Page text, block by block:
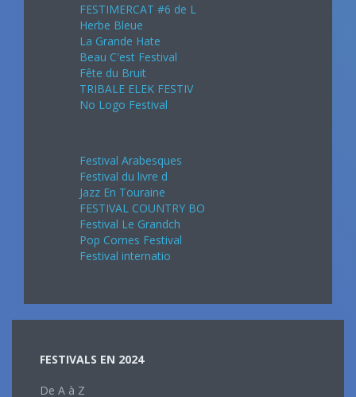
FESTIMERCAT #6 de L
Herbe Bleue
La Grande Hate
Beau C'est Festival
Fête du Bruit
TRIBALE ELEK FESTIV
No Logo Festival
Festival Arabesques
Festival du livre d
Jazz En Touraine
FESTIVAL COUNTRY BO
Festival Le Grandch
Pop Cornes Festival
Festival internatio
FESTIVALS EN 2024
De A à Z